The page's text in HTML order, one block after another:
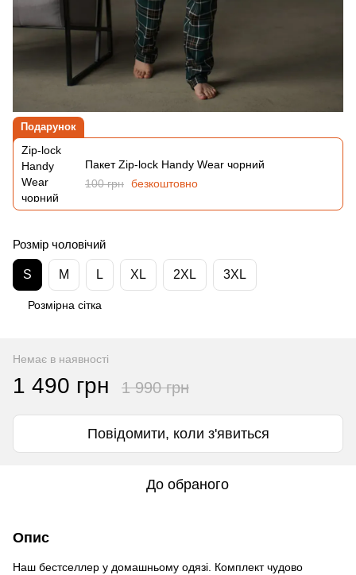
Подарунок
Пакет Zip-lock Handy Wear чорний
100 грн безкоштовно
Розмір чоловічий
S M L XL 2XL 3XL
Розмірна сітка
Немає в наявності
1 490 грн 1 990 грн
Повідомити, коли з'явиться
До обраного
Опис
Наш бестселлер у домашньому одязі. Комплект чудово